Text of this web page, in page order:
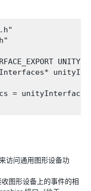
=
访问通用图形设备功
图形设备上的事件的相